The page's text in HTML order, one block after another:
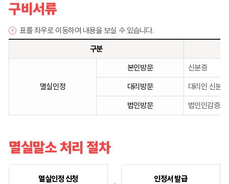
구비서류
표를 좌우로 이동하여 내용을 보실 수 있습니다.
타
낸
표
구분
멸실인정
본인방문
신분증
대리방문
대리인 신분
법인방문
법인인감증
멸실말소 처리 절차
멸실인정 신청
인정서 발급